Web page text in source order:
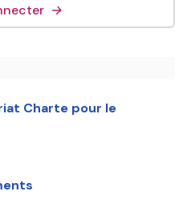
(lien externe,
→
Charte pour le